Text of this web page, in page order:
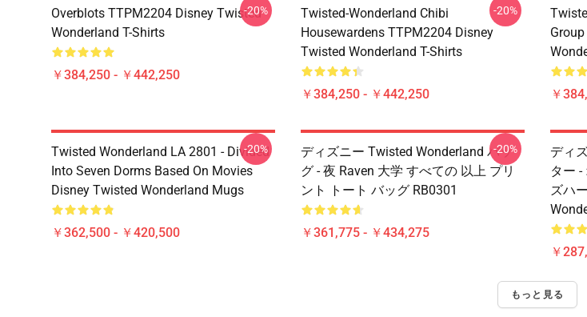
Overblots TTPM2204 Disney Twisted
Wonderland T-Shirts
￥384,250 - ￥442,250
-20%
Twisted-Wonderland Chibi
Housewardens TTPM2204 Disney
Twisted Wonderland T-Shirts
￥384,250 - ￥442,250
-20%
￥
Twisted Wonderland LA 2801 - Divided
Into Seven Dorms Based On Movies
Disney Twisted Wonderland Mugs
￥362,500 - ￥420,500
-20%
ディズニー Twisted Wonderland バッ
グ - 夜 Raven 大学 すべての 以上 プリ
ント トート バッグ RB0301
￥361,775 - ￥434,275
-20%
ディ
ター
ズハ
￥
もっと見る